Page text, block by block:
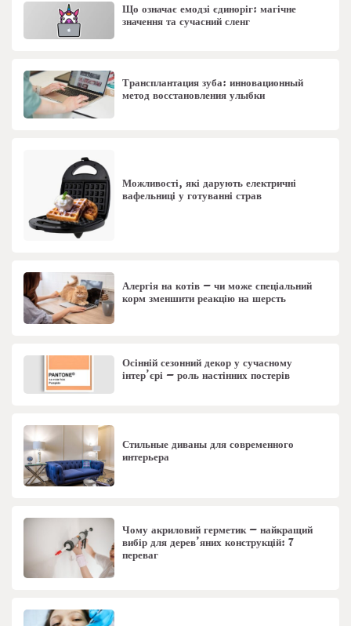
Що означає емодзі єдиноріг: магічне
значення та сучасний сленг
Трансплантация зуба: инновационный
метод восстановления улыбки
Можливості, які дарують електричні
вафельниці у готуванні страв
Алергія на котів – чи може спеціальний
корм зменшити реакцію на шерсть
Осінній сезонний декор у сучасному
інтер’єрі – роль настінних постерів
Стильные диваны для современного
интерьера
Чому акриловий герметик – найкращий
вибір для дерев’яних конструкцій: 7
переваг